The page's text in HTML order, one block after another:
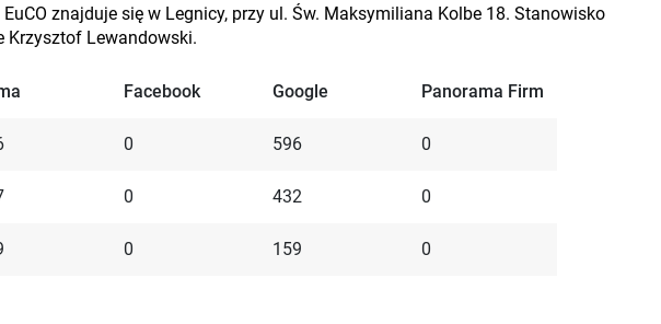
znajduje się w Legnicy, przy ul. Św. Maksymiliana Kolbe 18. Stanowisko
Krzysztof Lewandowski.
Facebook Google Panorama Firm
0 596 0
0 432 0
0 159 0